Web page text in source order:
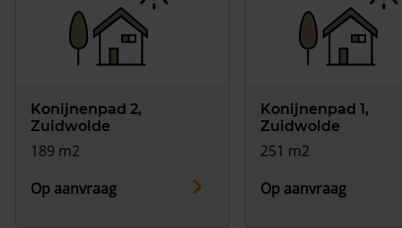
Konijnenpad 2,
Zuidwolde
189 m2
Op aanvraag
Konijnenpad 1,
Zuidwolde
251 m2
Op aanvraag